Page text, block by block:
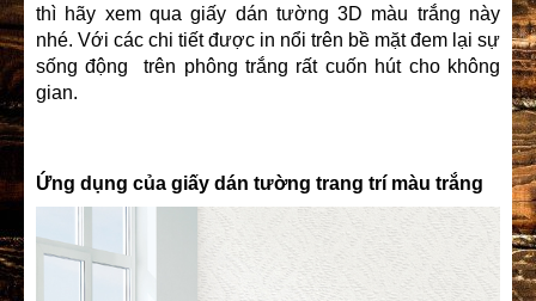
thì hãy xem qua giấy dán tường 3D màu trắng này
nhé. Với các chi tiết được in nổi trên bề mặt đem lại sự
sống động trên phông trắng rất cuốn hút cho không
gian.
Ứng dụng của giấy dán tường trang trí màu trắng